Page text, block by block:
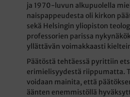
ja 1970-luvun alkupuolella
naispappeudesta oli kirkon
sekä Helsingin yliopiston
professorien parissa
yllättävän voimakkaasti
Päätöstä tehtäessä pyrittiin
erimielisyydestä riippumatta.
voidaan mainita, että
äänten enemmistöllä